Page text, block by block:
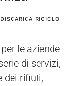
RICICLO
le aziende
di servizi,
dei rifiuti,